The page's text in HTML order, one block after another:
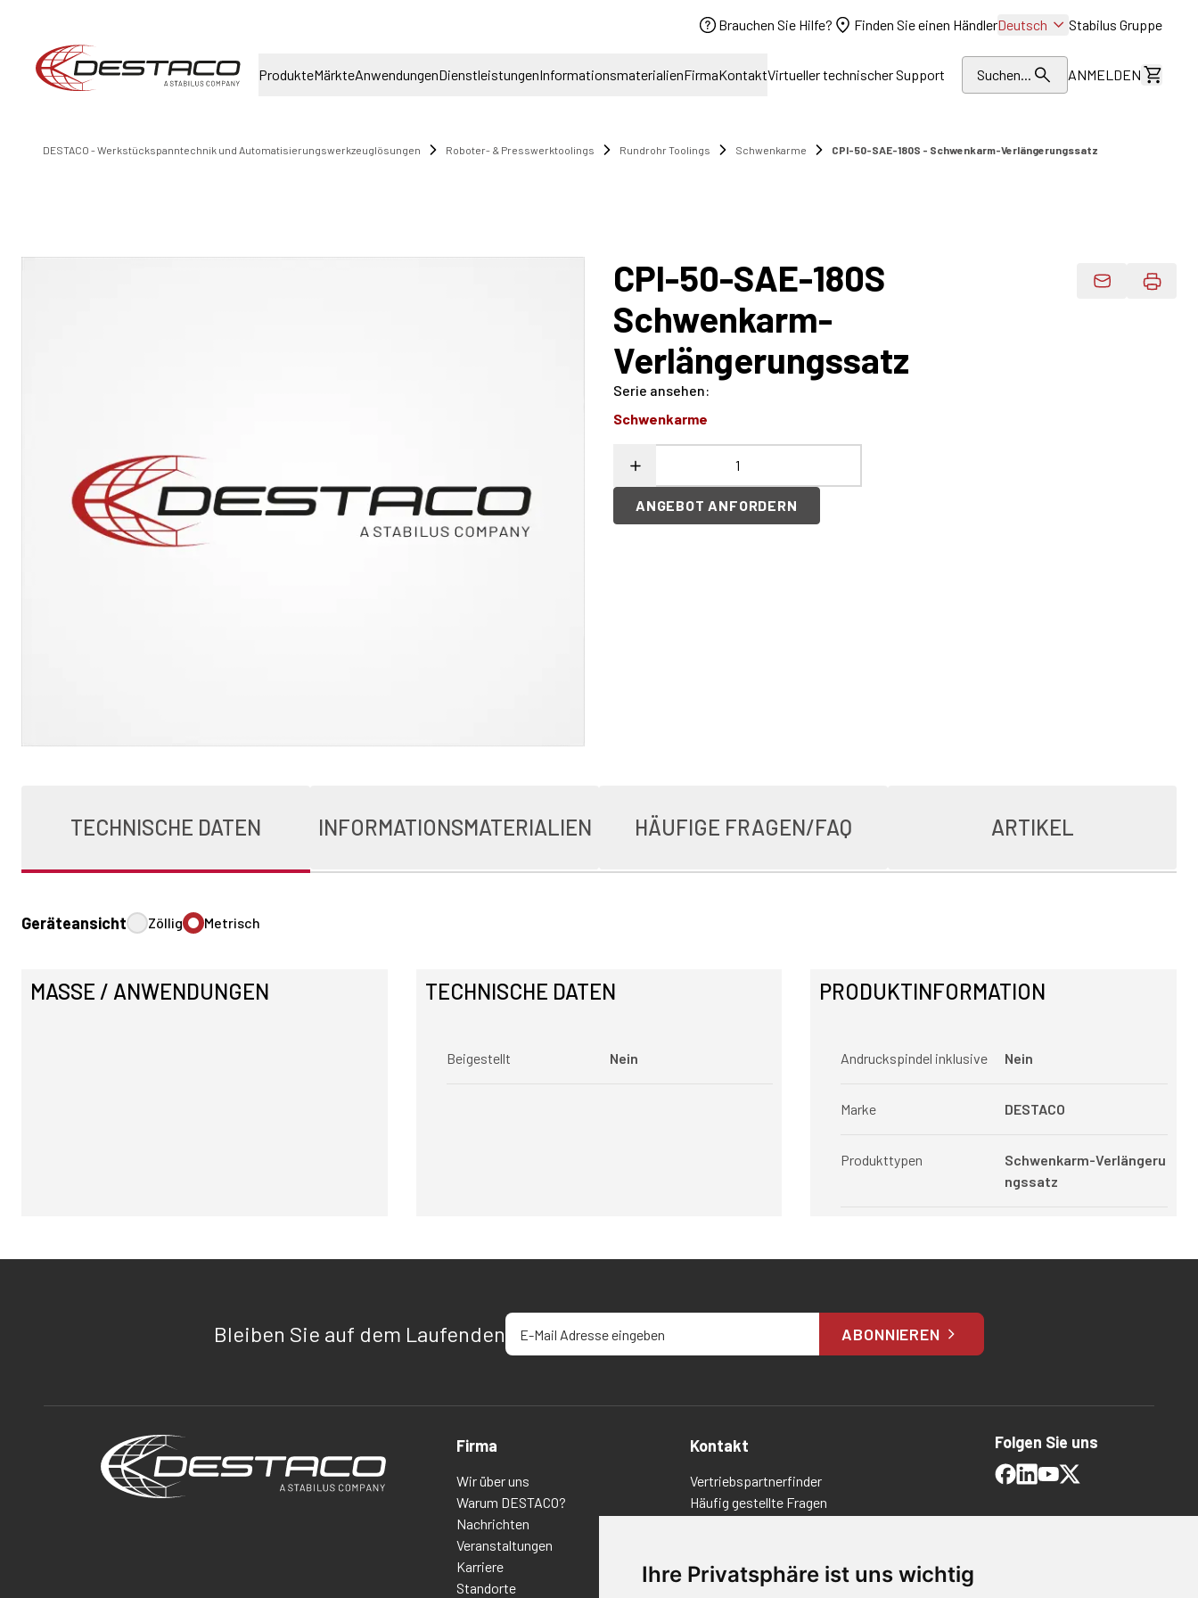
Ihre Privatsphäre ist uns wichtig
Brauchen Sie Hilfe? Finden Sie einen HändlerDeutsch Stabilus Gruppe
ProdukteMärkteAnwendungenDienstleistungenInformationsmaterialienFirmaKontaktVirtueller technischer Support Suchen... ANMELDEN
DESTACO - Werkstückspanntechnik und Automatisierungswerkzeuglösungen Roboter- & Presswerktoolings Rundrohr Toolings Schwenkarme CPI-50-SAE-180S - Schwenkarm-Verlängerungssatz
CPI-50-SAE-180S
Schwenkarm-
Verlängerungssatz
Produktdaten
Serie ansehen:
Schwenkarme
ANGEBOT ANFORDERN
TECHNISCHE DATEN INFORMATIONSMATERIALIEN HÄUFIGE FRAGEN/FAQ ARTIKEL
Geräteansicht Zöllig Metrisch
MASSE / ANWENDUNGEN TECHNISCHE DATEN
Beigestellt Nein
PRODUKTINFORMATION
Andruckspindel inklusive Nein
Marke DESTACO
Produkttypen
Schwenkarm-Verlängeru
ngssatz
Bleiben Sie auf dem LaufendenE-Mail-Adresse eingeben
ABONNIEREN
Firma
Wir über uns
Warum DESTACO?
Nachrichten
Veranstaltungen
Karriere
Standorte
Kontakt
Vertriebspartnerfinder
Häufig gestellte Fragen
Richtlinien/AGBs
Folgen Sie uns